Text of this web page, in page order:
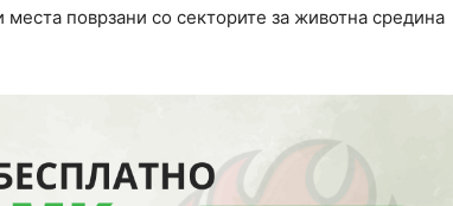
поврзани со секторите за животна средина